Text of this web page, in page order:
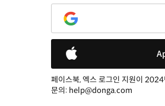
페이스북, 엑스 로그인 지원이
문의: help@donga.com